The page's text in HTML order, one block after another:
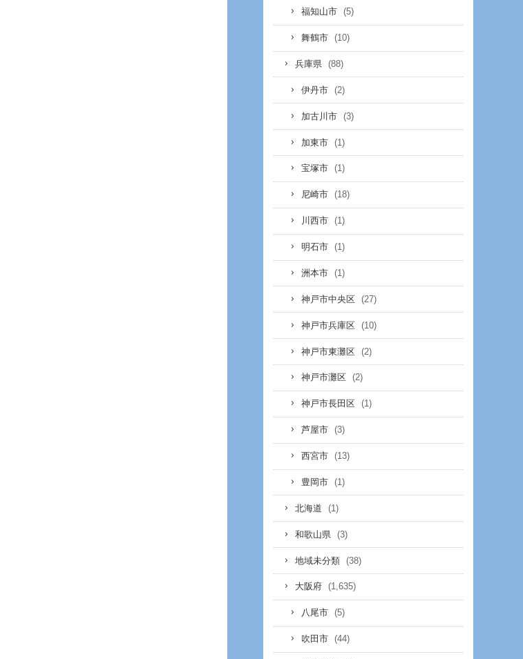
福知山市 (5)
舞鶴市 (10)
兵庫県 (88)
伊丹市 (2)
加古川市 (3)
加東市 (1)
宝塚市 (1)
尼崎市 (18)
川西市 (1)
明石市 (1)
洲本市 (1)
神戸市中央区 (27)
神戸市兵庫区 (10)
神戸市東灘区 (2)
神戸市灘区 (2)
神戸市長田区 (1)
芦屋市 (3)
西宮市 (13)
豊岡市 (1)
北海道 (1)
和歌山県 (3)
地域未分類 (38)
大阪府 (1,635)
八尾市 (5)
吹田市 (44)